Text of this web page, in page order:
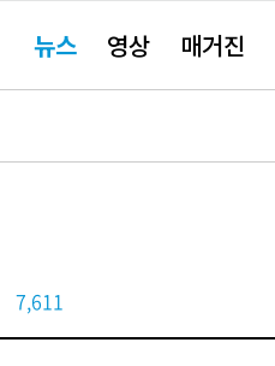
요뉴스 영상 매거진
7,611